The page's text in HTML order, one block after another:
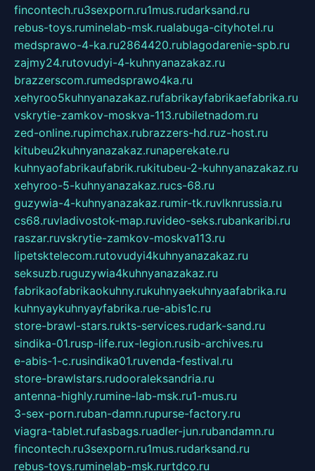
fincontech.ru3sexporn.ru1mus.rudarksand.ru
rebus-toys.ruminelab-msk.rualabuga-cityhotel.ru
medsprawo-4-ka.ru2864420.rublagodarenie-spb.ru
zajmy24.rutovudyi-4-kuhnyanazakaz.ru
brazzerscom.rumedsprawo4ka.ru
xehyroo5kuhnyanazakaz.rufabrikayfabrikaefabrika.ru
vskrytie-zamkov-moskva-113.rubiletnadom.ru
zed-online.rupimchax.rubrazzers-hd.ruz-host.ru
kitubeu2kuhnyanazakaz.runaperekate.ru
kuhnyaofabrikaufabrik.rukitubeu-2-kuhnyanazakaz.ru
xehyroo-5-kuhnyanazakaz.rucs-68.ru
guzywia-4-kuhnyanazakaz.rumir-tk.ruvlknrussia.ru
cs68.ruvladivostok-map.ruvideo-seks.rubankaribi.ru
raszar.ruvskrytie-zamkov-moskva113.ru
lipetsktelecom.rutovudyi4kuhnyanazakaz.ru
seksuzb.ruguzywia4kuhnyanazakaz.ru
fabrikaofabrikaokuhny.rukuhnyaekuhnyaafabrika.ru
kuhnyaykuhnyayfabrika.rue-abis1c.ru
store-brawl-stars.rukts-services.rudark-sand.ru
sindika-01.rusp-life.rux-legion.rusib-archives.ru
e-abis-1-c.rusindika01.ruvenda-festival.ru
store-brawlstars.rudooraleksandria.ru
antenna-highly.rumine-lab-msk.ru1-mus.ru
3-sex-porn.ruban-damn.rupurse-factory.ru
viagra-tablet.rufasbags.ruadler-jun.rubandamn.ru
fincontech.ru3sexporn.ru1mus.rudarksand.ru
rebus-toys.ruminelab-msk.rurtdco.ru